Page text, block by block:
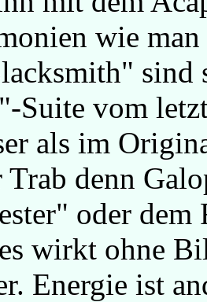
wie
sind
Suite vom
als im
Trab denn
oder
wirkt ohne
Energie ist